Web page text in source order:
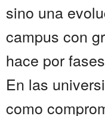
sino una
campus con
hace por
En las
como